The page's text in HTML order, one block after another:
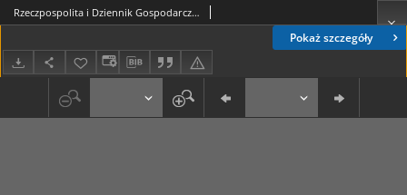
Pokaż szczegóły
Rzeczpospolita i Dziennik Gospodarczy. R. 4, nr 342 (15 grudnia 1947)